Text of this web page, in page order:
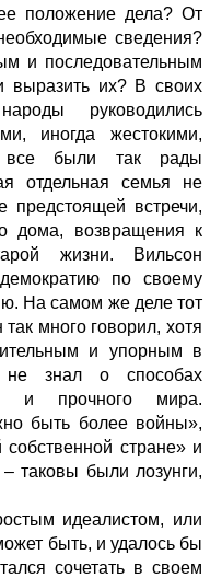
положение дела? От
сведения?
и последовательным
выразить их? В своих
руководились
иногда жестокими,
все были так рады
отдельная семья не
встречи,
дома, возвращения к
жизни. Вильсон
по своему
На самом же деле тот
много говорил, хотя
и упорным в
не знал о способах
и прочного мира.
быть более войны»,
стране» и
таковы были лозунги,
идеалистом, или
быть, и удалось бы
сочетать в своем